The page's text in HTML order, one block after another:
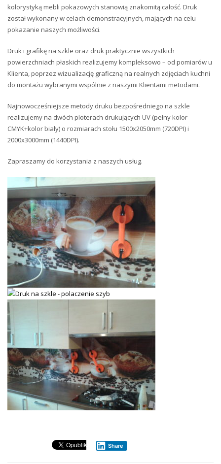
kolorystyką mebli pokazowych stanowią znakomitą całość. Druk
został wykonany w celach demonstracyjnych, mających na celu
pokazanie naszych możliwości.
Druk i grafikę na szkle oraz druk praktycznie wszystkich
powierzchniach płaskich realizujemy kompleksowo – od pomiarów u
Klienta, poprzez wizualizację graficzną na realnych zdjęciach kuchni
do montażu wybranymi wspólnie z naszymi Klientami metodami.
Najnowocześniejsze metody druku bezpośredniego na szkle
realizujemy na dwóch ploterach drukujących UV (pełny kolor
CMYK+kolor biały) o rozmiarach stołu 1500x2050mm (720DPI) i
2000x3000mm (1440DPI).
Zapraszamy do korzystania z naszych usług.
Share